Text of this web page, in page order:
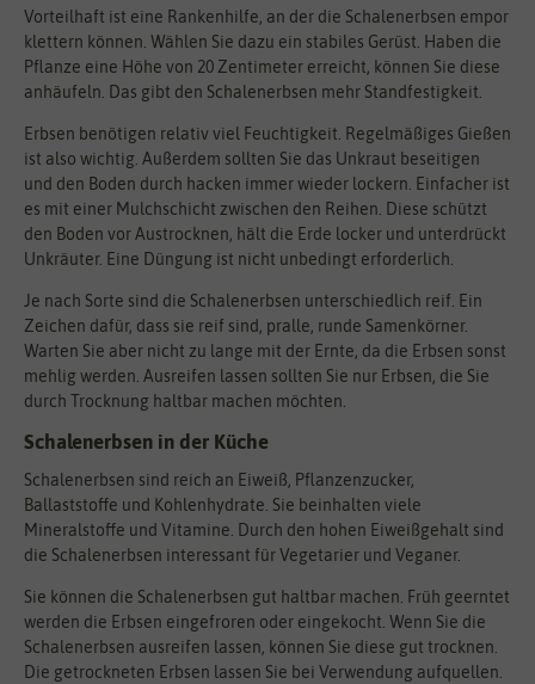
Vorteilhaft ist eine Rankenhilfe, an der die Schalenerbsen empor
klettern können. Wählen Sie dazu ein stabiles Gerüst. Haben die
Pflanze eine Höhe von 20 Zentimeter erreicht, können Sie diese
anhäufeln. Das gibt den Schalenerbsen mehr Standfestigkeit.
Erbsen benötigen relativ viel Feuchtigkeit. Regelmäßiges Gießen
ist also wichtig. Außerdem sollten Sie das Unkraut beseitigen
und den Boden durch hacken immer wieder lockern. Einfacher ist
es mit einer Mulchschicht zwischen den Reihen. Diese schützt
den Boden vor Austrocknen, hält die Erde locker und unterdrückt
Unkräuter. Eine Düngung ist nicht unbedingt erforderlich.
Je nach Sorte sind die Schalenerbsen unterschiedlich reif. Ein
Zeichen dafür, dass sie reif sind, pralle, runde Samenkörner.
Warten Sie aber nicht zu lange mit der Ernte, da die Erbsen sonst
mehlig werden. Ausreifen lassen sollten Sie nur Erbsen, die Sie
durch Trocknung haltbar machen möchten.
Schalenerbsen in der Küche
Schalenerbsen sind reich an Eiweiß, Pflanzenzucker,
Ballaststoffe und Kohlenhydrate. Sie beinhalten viele
Mineralstoffe und Vitamine. Durch den hohen Eiweißgehalt sind
die Schalenerbsen interessant für Vegetarier und Veganer.
Sie können die Schalenerbsen gut haltbar machen. Früh geerntet
werden die Erbsen eingefroren oder eingekocht. Wenn Sie die
Schalenerbsen ausreifen lassen, können Sie diese gut trocknen.
Die getrockneten Erbsen lassen Sie bei Verwendung aufquellen.